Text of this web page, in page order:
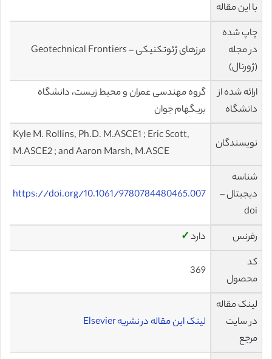
با این مقاله
چاپ شده
در مجله
(ژورنال)
مرزهای ژئوتکنیکی – Geotechnical Frontiers
ارائه شده از
دانشگاه
گروه مهندسی عمران و محیط زیست، دانشگاه
بریگهام جوان
نویسندگان
Kyle M. Rollins, Ph.D. M.ASCE1 ; Eric Scott,
M.ASCE2 ; and Aaron Marsh, M.ASCE
شناسه
دیجیتال –
doi
https://doi.org/10.1061/9780784480465.007
رفرنس دارد✓
کد
محصول
369
لینک مقاله
در سایت
مرجع
لینک این مقاله در نشریه Elsevier